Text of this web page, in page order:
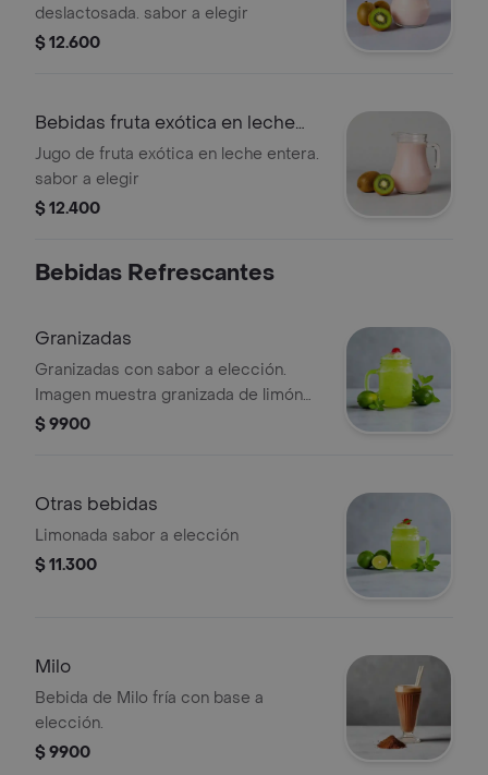
deslactosada. sabor a elegir
$ 12.600
Bebidas fruta exótica en leche
entera
Jugo de fruta exótica en leche entera.
sabor a elegir
$ 12.400
Bebidas Refrescantes
Granizadas
Granizadas con sabor a elección.
Imagen muestra granizada de limón
con cereza y menta.
$ 9900
Otras bebidas
Limonada sabor a elección
$ 11.300
Milo
Bebida de Milo fría con base a
elección.
$ 9900